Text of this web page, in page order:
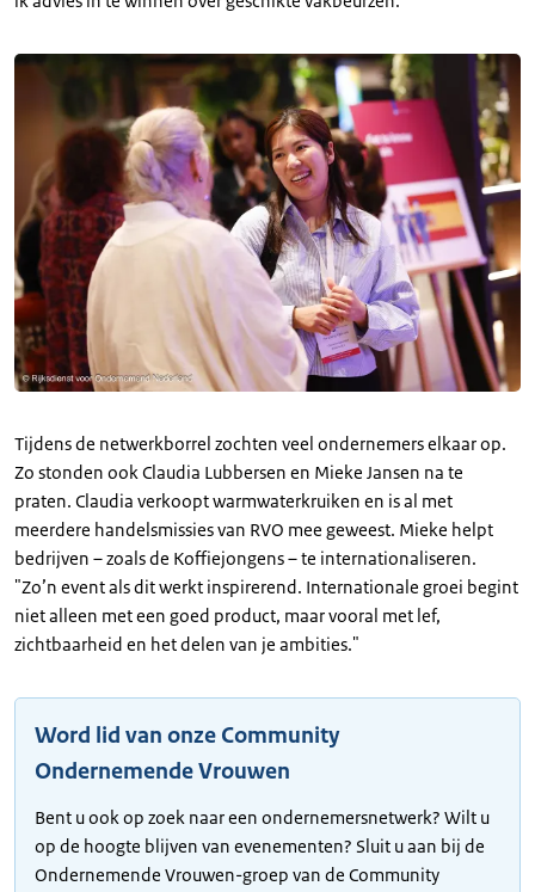
Tijdens de netwerkborrel zochten veel ondernemers elkaar op.
Zo stonden ook Claudia Lubbersen en Mieke Jansen na te
praten. Claudia verkoopt warmwaterkruiken en is al met
meerdere handelsmissies van RVO mee geweest. Mieke helpt
bedrijven – zoals de Koffiejongens – te internationaliseren.
"Zo’n event als dit werkt inspirerend. Internationale groei begint
niet alleen met een goed product, maar vooral met lef,
zichtbaarheid en het delen van je ambities."
Word lid van onze Community
Ondernemende Vrouwen
Bent u ook op zoek naar een ondernemersnetwerk? Wilt u
op de hoogte blijven van evenementen? Sluit u aan bij de
Ondernemende Vrouwen-groep van de Community